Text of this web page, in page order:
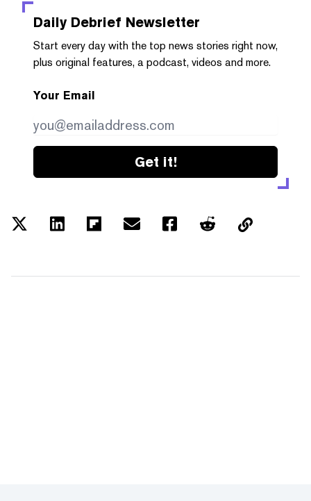
Daily Debrief Newsletter
Start every day with the top news stories right now,
plus original features, a podcast, videos and more.
Your Email
Get it!